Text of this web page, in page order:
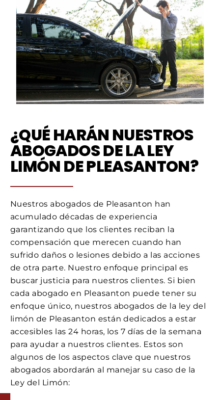
¿QUÉ HARÁN NUESTROS
ABOGADOS DE LA LEY
LIMÓN DE PLEASANTON?
Nuestros abogados de Pleasanton han
acumulado décadas de experiencia
garantizando que los clientes reciban la
compensación que merecen cuando han
sufrido daños o lesiones debido a las acciones
de otra parte. Nuestro enfoque principal es
buscar justicia para nuestros clientes. Si bien
cada abogado en Pleasanton puede tener su
enfoque único, nuestros abogados de la ley del
limón de Pleasanton están dedicados a estar
accesibles las 24 horas, los 7 días de la semana
para ayudar a nuestros clientes. Estos son
algunos de los aspectos clave que nuestros
abogados abordarán al manejar su caso de la
Ley del Limón: